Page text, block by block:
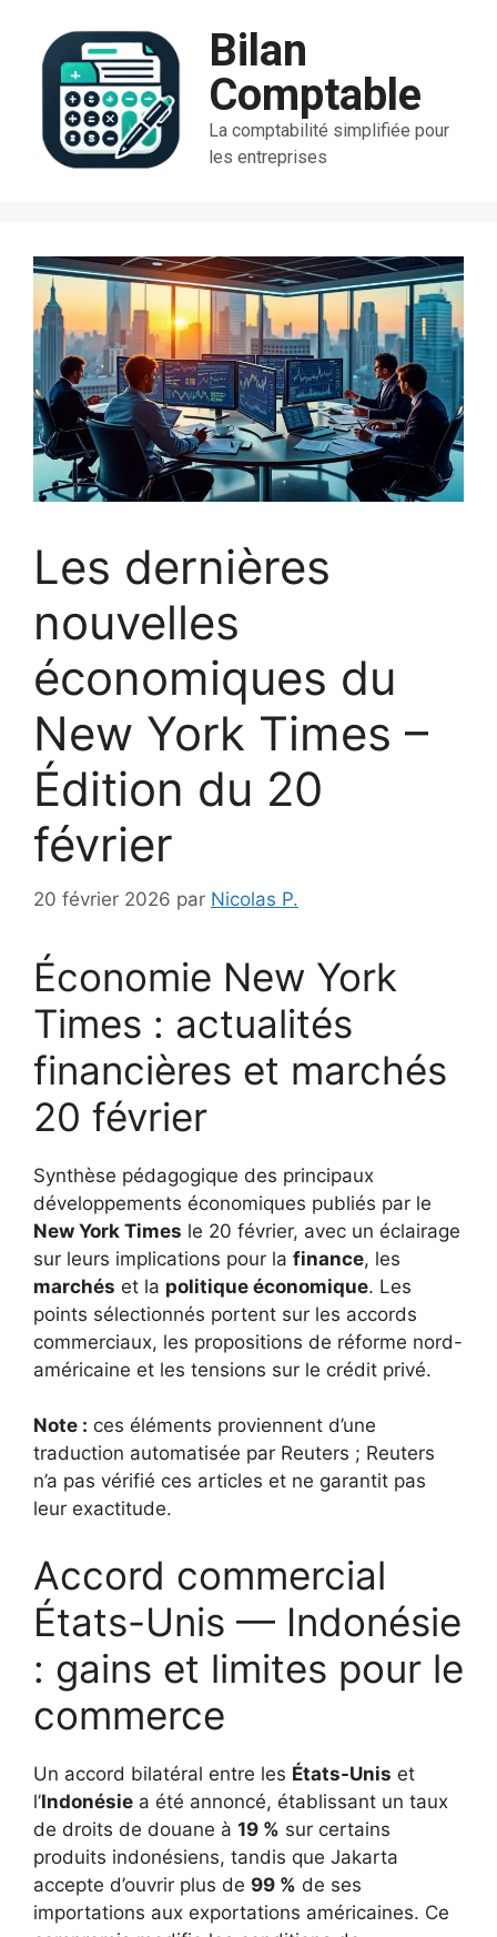
contenu
Bilan
Comptable
La comptabilité simplifiée pour
les entreprises
Les dernières
nouvelles
économiques du
New York Times –
Édition du 20
février
20 février 2026 par Nicolas P.
Économie New York
Times : actualités
financières et marchés
20 février
Synthèse pédagogique des principaux
développements économiques publiés par le
New York Times le 20 février, avec un éclairage
sur leurs implications pour la finance, les
marchés et la politique économique. Les
points sélectionnés portent sur les accords
commerciaux, les propositions de réforme nord-
américaine et les tensions sur le crédit privé.
Note : ces éléments proviennent d’une
traduction automatisée par Reuters ; Reuters
n’a pas vérifié ces articles et ne garantit pas
leur exactitude.
Accord commercial
États-Unis — Indonésie
: gains et limites pour le
commerce
Un accord bilatéral entre les États-Unis et
l’Indonésie a été annoncé, établissant un taux
de droits de douane à 19 % sur certains
produits indonésiens, tandis que Jakarta
accepte d’ouvrir plus de 99 % de ses
importations aux exportations américaines. Ce